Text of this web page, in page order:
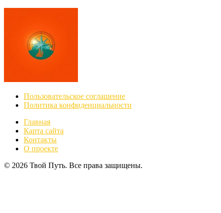
Пользовательское соглашение
Политика конфиденциальности
Главная
Карта сайта
Контакты
О проекте
© 2026 Твой Путь. Все права защищены.